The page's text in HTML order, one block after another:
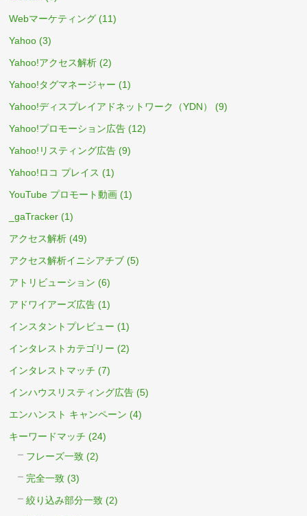
Webマーケティング (11)
Yahoo (3)
Yahoo!アクセス解析 (2)
Yahoo!タグマネージャー (1)
Yahoo!ディスプレイアドネットワーク（YDN）
(9)
Yahoo!プロモーション広告 (12)
Yahoo!リスティング広告 (9)
Yahoo!ロコ プレイス (1)
YouTube プロモート動画 (1)
_gaTracker (1)
アクセス解析 (49)
アクセス解析イニシアチブ (5)
アトリビューション (6)
アドワイアーズ広告 (1)
インスタントプレビュー (1)
インタレストカテゴリー (2)
インタレストマッチ (7)
インハウスリスティング広告 (5)
エンハンスト キャンペーン (4)
キーワードマッチ (24)
フレーズ一致 (2)
完全一致 (3)
絞り込み部分一致 (2)